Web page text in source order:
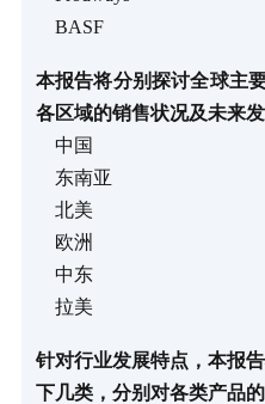
BASF
本报告将分别探讨全球主
各区域的销售状况及未来发
中国
东南亚
北美
欧洲
中东
拉美
针对行业发展特点，本报
下几类，分别对各类产品